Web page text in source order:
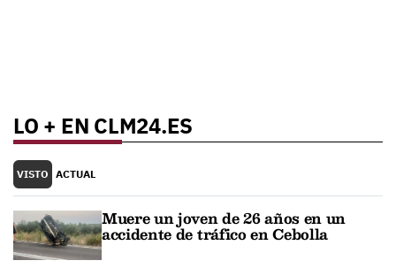
LO + EN CLM24.ES
VISTO ACTUAL
Muere un joven de 26 años en un
accidente de tráfico en Cebolla